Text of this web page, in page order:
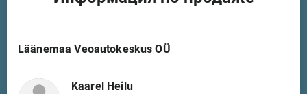
Läänemaa Veoautokeskus OÜ
Kaarel Heilu